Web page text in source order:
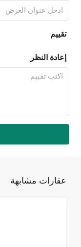
تقييم
إعادة النظر
عقارات مشابهة